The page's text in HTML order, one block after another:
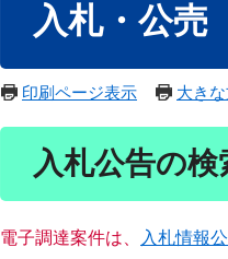
入札・公売
印刷ページ表示 大き
入札公告の検
電子調達案件は、 入札情報